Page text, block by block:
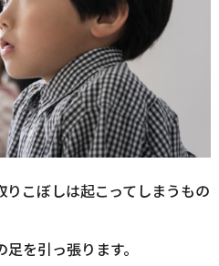
こぼしは起こってしまうもの
を引っ張ります。